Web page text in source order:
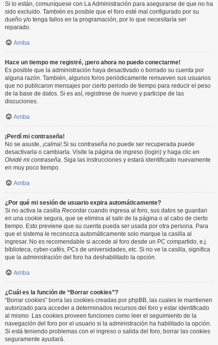
Si lo están, comuníquese con La Administración para asegurarse de que no ha
sido excluido. También es posible que el foro esté mal configurado por su
dueño y/o tenga fallos en la programación, por lo que necesitaría ser
reparado.
Arriba
Hace un tiempo me registré, ¡pero ahora no puedo conectarme!
Es posible que la administración haya desactivado o borrado su cuenta por
alguna razón. También, algunos foros periódicamente remueven sus usuarios
que no publicaron mensajes por cierto periodo de tiempo para reducir el peso
de la base de datos. Si es así, registrese de nuevo y participe de las
discuciones.
Arriba
¡Perdí mi contraseña!
No se asuste, ¡calma! Si su contraseña no puede ser recuperada puede
desactivarla o cambiarla. Visite la página de ingreso (login) y haga clic en
Olvidé mi contraseña. Siga las instrucciones y estará identificado nuevamente
en muy poco tiempo.
Arriba
¿Por qué mi sesión de usuario expira automáticamente?
Si no activa la casilla Recordarcuando ingresa al foro, sus datos se guardan
en una cookie segura, que se elimina al salir de la página o al cabo de cierto
tiempo. Esto previene que su cuenta pueda ser usada por otra persona. Para
que el sistema le reconozca automáticamente solo marque la casilla al
ingresar. No es recomendable si accede al foro desde un PC compartido, e.j.
biblioteca, cyber-cafés, PCs de universidades, etc. Si no ve la casilla, significa
que la administración del foro ha deshabilitado la opción.
Arriba
¿Cuál es la función de “Borrar cookies”?
“Borrar cookies” borra las cookies creadas por phpBB, las cuales le mantienen
autorizado para acceder a determinados recursos del foro y estar identificado
al mismo. Las cookies proveen funciones como leer el seguimiento de la
navegación del foro por el usuario si la administración ha habilitado la opción.
Si está teniendo problemas con el ingreso o salida del foro, borrar las cookies
seguramente ayudará.